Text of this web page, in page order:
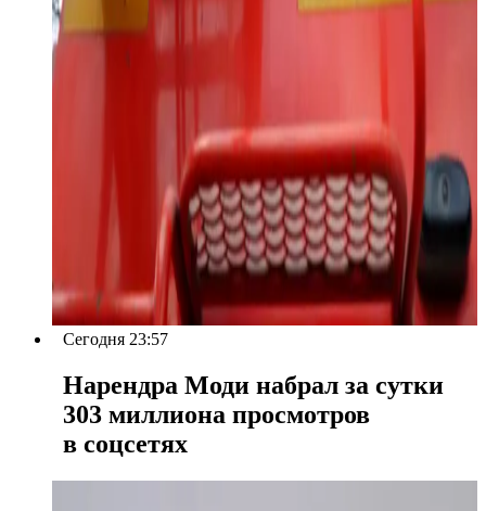
Сегодня 23:57
Нарендра Моди набрал за сутки
303 миллиона просмотров
в соцсетях